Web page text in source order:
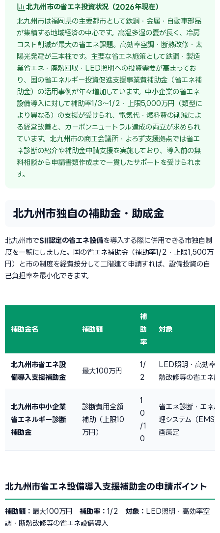
北九州市の省エネ投資状況（2026年現在）
北九州市は福岡県の主要都市として鉄鋼・金属・自動車部品
が集積する地域経済の中心です。高温多湿の夏が長く、冷房
コスト削減が最大の省エネ課題。高効率空調・断熱改修・太
陽光発電が三本柱です。主要な省エネ施策として鉄鋼・製造
業省エネ・廃熱回収・LED照明への投資需要が高まってお
り、国の省エネルギー投資促進支援事業費補助金（省エネ補
助金）の活用事例が年々増加しています。中小企業の省エネ
設備導入に対して補助率1/3〜1/2・上限5,000万円（類型に
より異なる）の支援が受けられ、電気代・燃料費の削減によ
る経営改善と、カーボンニュートラル達成の両立が求められ
ています。北九州市の商工会議所・よろず支援拠点では省エ
ネ診断の紹介や補助金申請支援を実施しており、導入前の無
料相談から申請書類作成まで一貫したサポートを受けられま
す。
北九州市独自の補助金・助成金
北九州市でSII認定の省エネ設備を導入する際に併用できる市独自制
度を一覧にしました。国の省エネ補助金（補助率1/2・上限1,500万
円）と市の制度を経費按分して二階建て申請すれば、設備投資の自
己負担率を最小化できます。
補助金名 補助額
補
助
率
対象
北九州市省エネ設
備導入支援補助金
最大100万円
1/
2
LED照明・高効率
熱改修等の省エネ
北九州市中小企業
省エネルギー診断
補助金
診断費用全額
補助（上限10
万円）
1
0
/1
0
省エネ診断・エネ
理システム（EMS
画策定
北九州市省エネ設備導入支援補助金の申請ポイント
補助額： 最大100万円 補助率： 1/2 対象： LED照明・高効率空
調・断熱改修等の省エネ設備導入